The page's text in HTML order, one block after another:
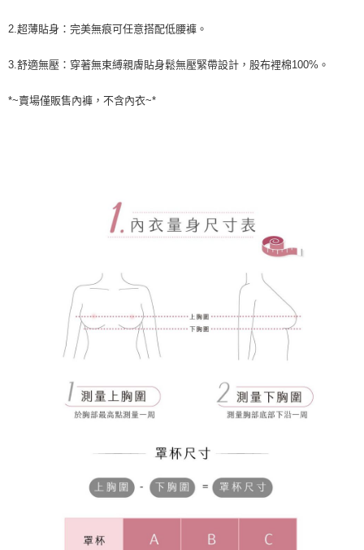
2.超薄貼身：完美無痕可任意搭配低腰褲。
3.舒適無壓：穿著無束縛親膚貼身鬆無壓緊帶設計，股布裡棉100%。
*~賣場僅販售內褲，不含內衣~*